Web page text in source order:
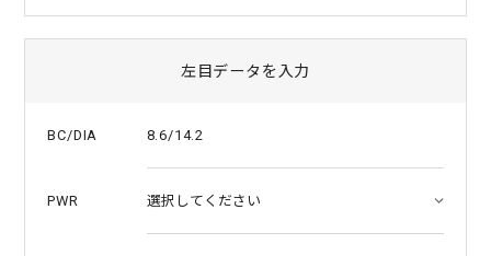
左目データを入力
BC/DIA 8.6/14.2
PWR